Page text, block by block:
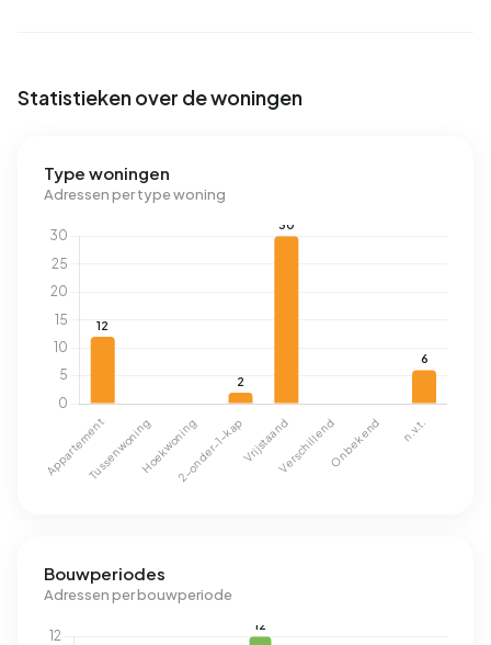
Statistieken over de woningen
Type woningen
Adressen per type woning
Bouwperiodes
Adressen per bouwperiode